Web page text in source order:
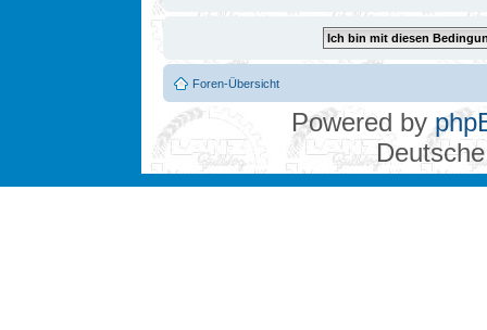
Foren-Übersicht
Powered by